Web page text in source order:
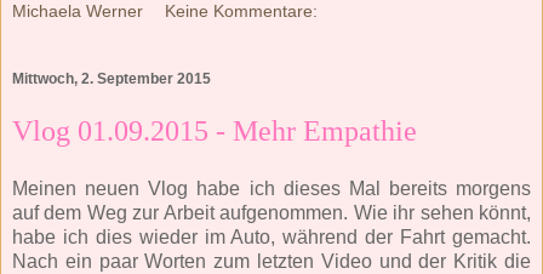
Michaela Werner Keine Kommentare:
Mittwoch, 2. September 2015
Vlog 01.09.2015 - Mehr Empathie
Meinen neuen Vlog habe ich dieses Mal bereits morgens
auf dem Weg zur Arbeit aufgenommen. Wie ihr sehen könnt,
habe ich dies wieder im Auto, während der Fahrt gemacht.
Nach ein paar Worten zum letzten Video und der Kritik die